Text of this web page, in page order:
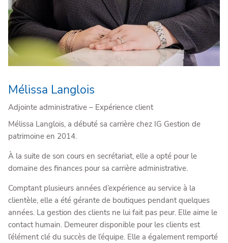
Mélissa Langlois
Adjointe administrative – Expérience client
Mélissa Langlois, a débuté sa carrière chez IG Gestion de
patrimoine en 2014.
À la suite de son cours en secrétariat, elle a opté pour le
domaine des finances pour sa carrière administrative.
Comptant plusieurs années d’expérience au service à la
clientèle, elle a été gérante de boutiques pendant quelques
années. La gestion des clients ne lui fait pas peur. Elle aime le
contact humain. Demeurer disponible pour les clients est
l’élément clé du succès de l’équipe. Elle a également remporté